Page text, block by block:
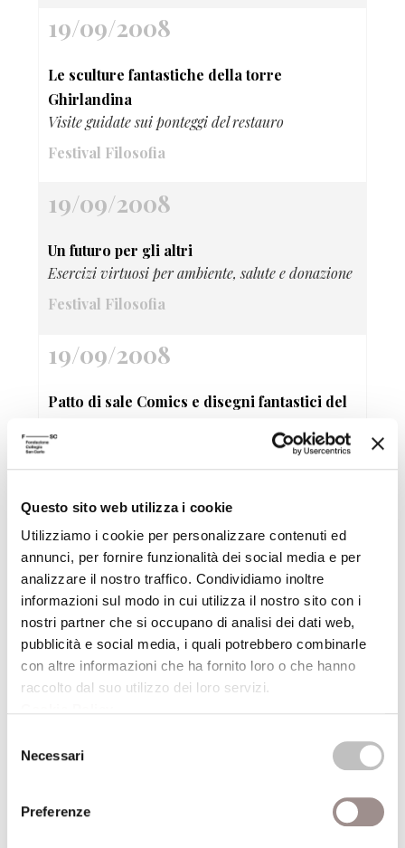
Questo sito web utilizza i cookie
Utilizziamo i cookie per personalizzare contenuti ed
annunci, per fornire funzionalità dei social media e per
analizzare il nostro traffico. Condividiamo inoltre
informazioni sul modo in cui utilizza il nostro sito con i
nostri partner che si occupano di analisi dei dati web,
pubblicità e social media, i quali potrebbero combinarle
con altre informazioni che ha fornito loro o che hanno
raccolto dal suo utilizzo dei loro servizi.
delNecessari
Preferenze
19/09/2008
Le sculture fantastiche della torre
Ghirlandina
Visite guidate sui ponteggi del restauro
Festival Filosofia
19/09/2008
Un futuro per gli altri
Esercizi virtuosi per ambiente, salute e donazione
Festival Filosofia
19/09/2008
Patto di sale Comics e disegni fantastici del
Festival Filosofia
19/09/2008
Eduardo Arroyo Fantomas e altre storie
dipinte
Festival Filosofia
19/09/2008
Attraverso la finestra Fotografie di Giorgio